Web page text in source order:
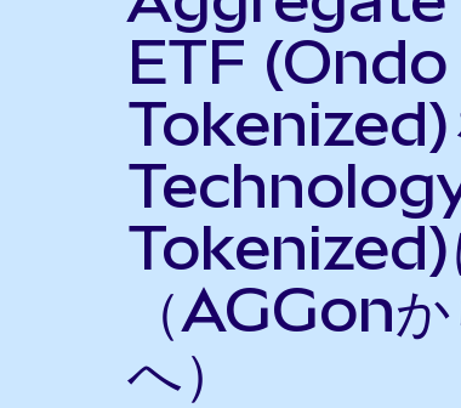
ETF (Ondo
Tokenized)
（AGGon
へ）